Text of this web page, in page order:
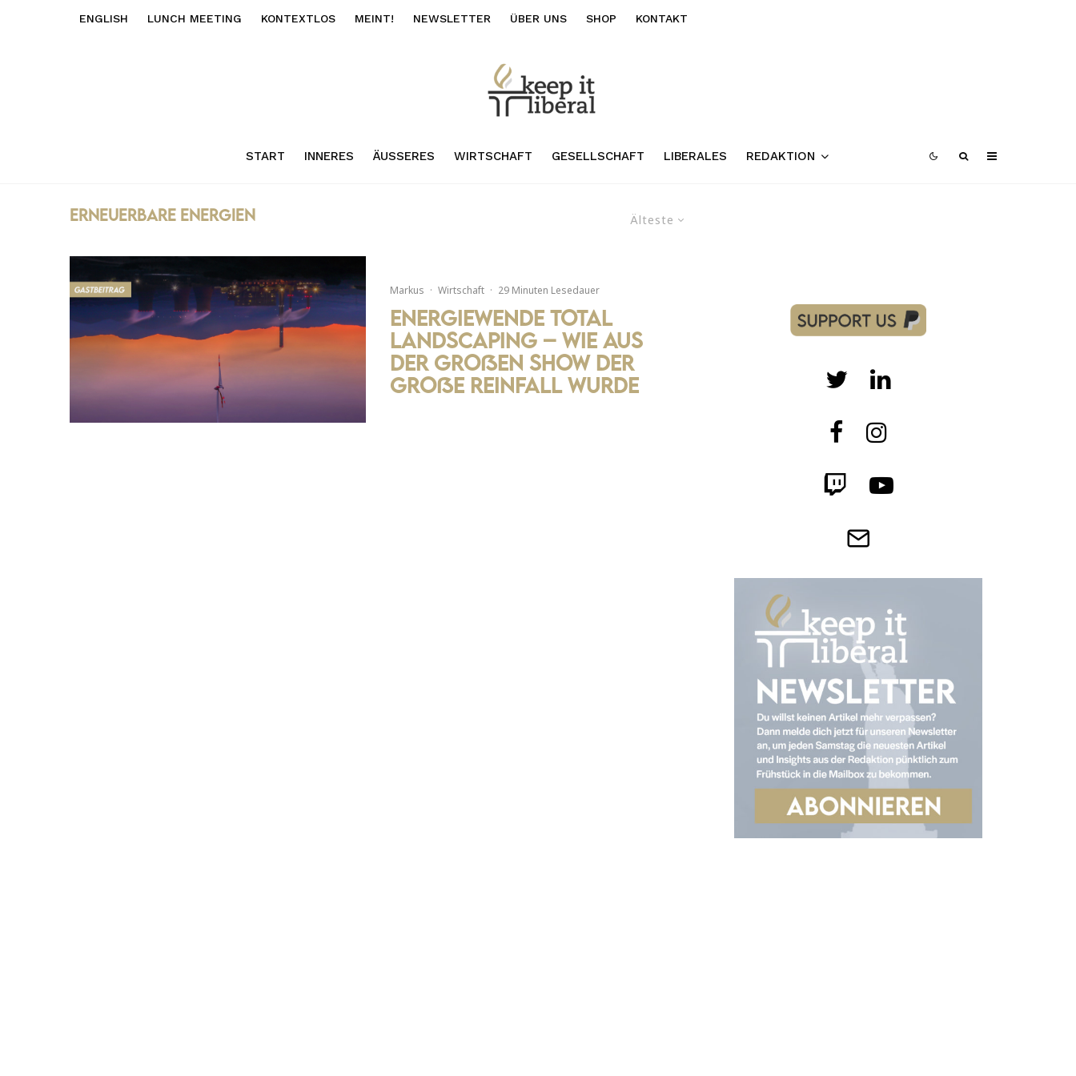
ENGLISH LUNCH MEETING KONTEXTLOS MEINT! NEWSLETTER ÜBER UNS SHOP KONTAKT
START INNERES ÄUSSERES WIRTSCHAFT GESELLSCHAFT LIBERALES REDAKTION
Älteste
Erneuerbare Energien
Markus · Wirtschaft · 29 Minuten Lesedauer
Energiewende Total
Landscaping – Wie aus
der großen Show der
große Reinfall wurde